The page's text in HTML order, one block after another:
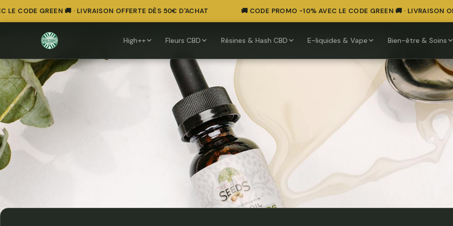
GREEN 🚚 · LIVRAISON OFFERTE DÈS 50€ D'ACHAT 🚚 CODE PROMO -10% AVEC LE CODE GREEN 🚚 · LIVRAISON
High++ Fleurs CBD Résines & Hash CBD E-liquides & Vape Bien-être & Soins